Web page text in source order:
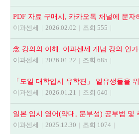
이과센세
| 2026.02.02 | 조회 555 |
이과센세
| 2026.01.22 | 조회 685 |
이과센세
| 2026.01.21 | 조회 640 |
이과센세
| 2025.12.30 | 조회 1074 |